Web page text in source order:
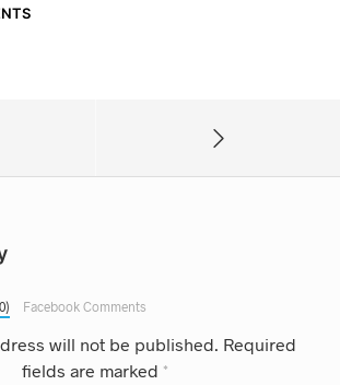
Facebook Comments
will not be published. Required
fields are marked *